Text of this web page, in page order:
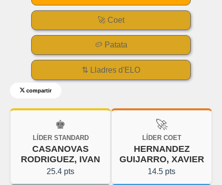
🚀 Coet
🥔 Patata
⇅ Lladres d'ELO
compartir
♚
LÍDER STANDARD
CASANOVAS
RODRIGUEZ, IVAN
25.4 pts
🚀
LÍDER COET
HERNANDEZ
GUIJARRO, XAVIER
14.5 pts